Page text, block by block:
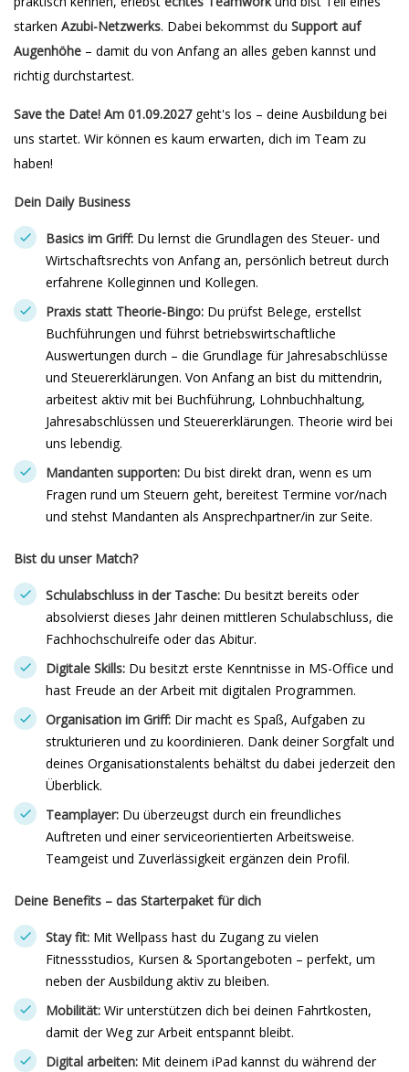
starken Azubi-Netzwerks. Dabei bekommst du Support auf
Augenhöhe – damit du von Anfang an alles geben kannst und
richtig durchstartest.
Save the Date! Am 01.09.2027geht's los – deine Ausbildung bei
uns startet. Wir können es kaum erwarten, dich im Team zu
haben!
Dein Daily Business
Basics im Griff: Du lernst die Grundlagen des Steuer- und
Wirtschaftsrechts von Anfang an, persönlich betreut durch
erfahrene Kolleginnen und Kollegen.
Praxis statt Theorie-Bingo: Du prüfst Belege, erstellst
Buchführungen und führst betriebswirtschaftliche
Auswertungen durch – die Grundlage für Jahresabschlüsse
und Steuererklärungen. Von Anfang an bist du mittendrin,
arbeitest aktiv mit bei Buchführung, Lohnbuchhaltung,
Jahresabschlüssen und Steuererklärungen. Theorie wird bei
uns lebendig.
Mandanten supporten: Du bist direkt dran, wenn es um
Fragen rund um Steuern geht, bereitest Termine vor/nach
und stehst Mandanten als Ansprechpartner/in zur Seite.
Bist du unser Match?
Schulabschluss in der Tasche: Du besitzt bereits oder
absolvierst dieses Jahr deinen mittleren Schulabschluss, die
Fachhochschulreife oder das Abitur.
Digitale Skills: Du besitzt erste Kenntnisse in MS-Office und
hast Freude an der Arbeit mit digitalen Programmen.
Organisation im Griff: Dir macht es Spaß, Aufgaben zu
strukturieren und zu koordinieren. Dank deiner Sorgfalt und
deines Organisationstalents behältst du dabei jederzeit den
Überblick.
Teamplayer: Du überzeugst durch ein freundliches
Auftreten und einer serviceorientierten Arbeitsweise.
Teamgeist und Zuverlässigkeit ergänzen dein Profil.
Deine Benefits – das Starterpaket für dich
Stay fit: Mit Wellpass hast du Zugang zu vielen
Fitnessstudios, Kursen & Sportangeboten – perfekt, um
neben der Ausbildung aktiv zu bleiben.
Mobilität: Wir unterstützen dich bei deinen Fahrtkosten,
damit der Weg zur Arbeit entspannt bleibt.
Digital arbeiten: Mit deinem iPad kannst du während der